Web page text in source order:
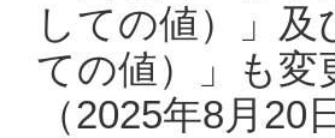
しての値）」
ての値）」も
（2025年8月20